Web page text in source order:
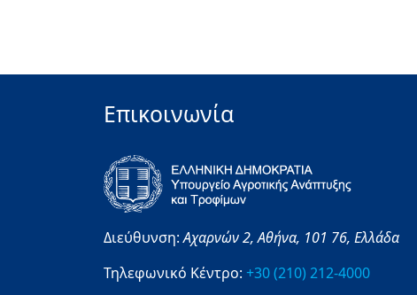
Επικοινωνία
Διεύθυνση:Αχαρνών 2,Αθήνα, 101 76, Ελλάδα
Τηλεφωνικό Κέντρο: +30 (210) 212-4000